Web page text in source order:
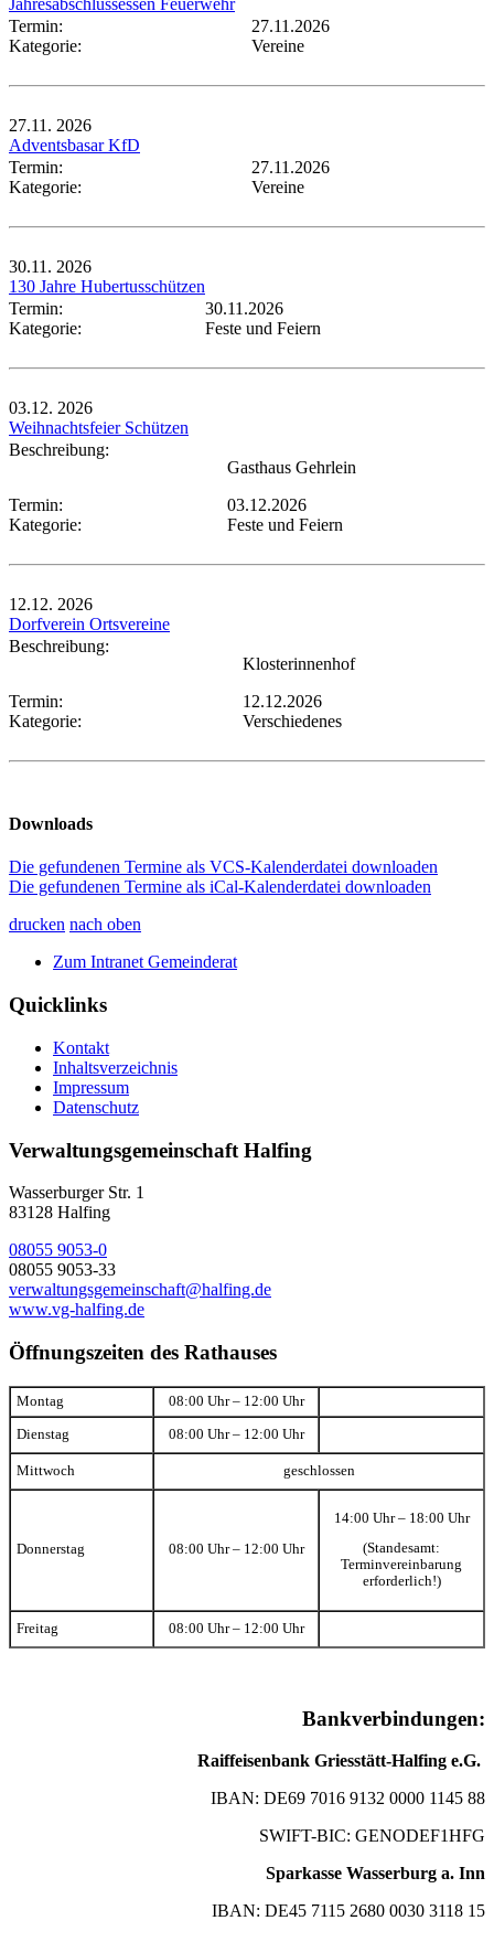
Jahresabschlussessen Feuerwehr
Termin:
27.11.2026
Kategorie:
Vereine
27.11. 2026
Adventsbasar KfD
Termin:
27.11.2026
Kategorie:
Vereine
30.11. 2026
130 Jahre Hubertusschützen
Termin:
30.11.2026
Kategorie:
Feste und Feiern
03.12. 2026
Weihnachtsfeier Schützen
Beschreibung:
Gasthaus Gehrlein
Termin:
03.12.2026
Kategorie:
Feste und Feiern
12.12. 2026
Dorfverein Ortsvereine
Beschreibung:
Klosterinnenhof
Termin:
12.12.2026
Kategorie:
Verschiedenes
Downloads
Die gefundenen Termine als VCS-Kalenderdatei downloaden
Die gefundenen Termine als iCal-Kalenderdatei downloaden
drucken nach oben
Zum Intranet Gemeinderat
Quicklinks
Kontakt
Inhaltsverzeichnis
Impressum
Datenschutz
Verwaltungsgemeinschaft Halfing
Wasserburger Str. 1
83128 Halfing
08055 9053-0
08055 9053-33
verwaltungsgemeinschaft@halfing.de
www.vg-halfing.de
Öffnungszeiten des Rathauses
Montag 08:00 Uhr – 12:00 Uhr
Dienstag 08:00 Uhr – 12:00 Uhr
Mittwoch geschlossen
Donnerstag 08:00 Uhr – 12:00 Uhr
14:00 Uhr – 18:00 Uhr
(Standesamt:
Terminvereinbarung
erforderlich!)
Freitag 08:00 Uhr – 12:00 Uhr
Bankverbindungen:
Raiffeisenbank Griesstätt-Halfing e.G.
IBAN: DE69 7016 9132 0000 1145 88
SWIFT-BIC: GENODEF1HFG
Sparkasse Wasserburg a. Inn
IBAN: DE45 7115 2680 0030 3118 15